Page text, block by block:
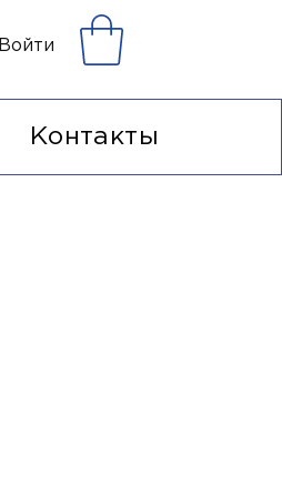
Войти
Контакты